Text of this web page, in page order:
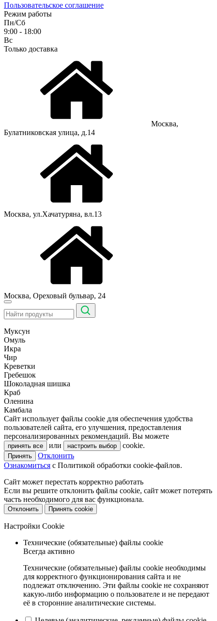
Пользовательское соглашение
Режим работы
Пн/Сб
9:00 - 18:00
Вс
Только доставка
Москва,
Булатниковская улица, д.14
Москва, ул.Хачатуряна, вл.13
Москва, Ореховый бульвар, 24
Муксун
Омуль
Икра
Чир
Креветки
Гребешок
Шоколадная шишка
Краб
Оленина
Камбала
Сайт использует файлы cookie для обеспечения удобства
пользователей сайта, его улучшения, предоставления
персонализированных рекомендаций. Вы можете
принять все или настроить выбор cookie.
Принять
Отклонить
Ознакомиться c Политикой обработки cookie-файлов.
Сайт может перестать корректно работать
Если вы решите отклонить файлы cookie, сайт может потерять
часть необходимого для вас функционала.
Отклонить Принять cookie
Настройки Cookie
Технические (обязательные) файлы cookie
Всегда активно
Технические (обязательные) файлы cookie необходимы
для корректного функционирования сайта и не
подлежат отключению. Эти файлы cookie не сохраняют
какую-либо информацию о пользователе и не передают
её в сторонние аналитические системы.